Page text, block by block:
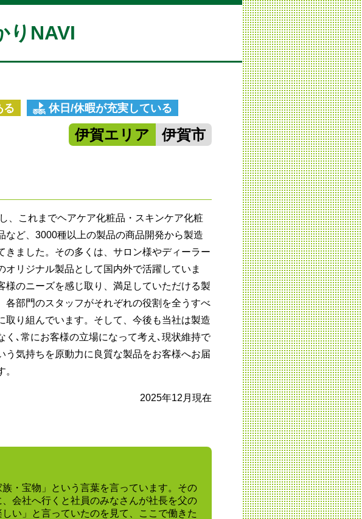
りNAVI
る 休日/休暇が充実している
伊賀エリア 伊賀市
、これまでヘアケア化粧品・スキンケア化粧
など、3000種以上の製品の商品開発から製造
きました。その多くは、サロン様やディーラー
オリジナル製品として国内外で活躍していま
様のニーズを感じ取り、満足していただける製
各部門のスタッフがそれぞれの役割を全うすべ
取り組んでいます。そして、今後も当社は製造
く､常にお客様の立場になって考え､現状維持で
う気持ちを原動力に良質な製品をお客様へお届
2025年12月現在
・宝物」という言葉を言っています。その
会社へ行くと社員のみなさんが社長を父の
い」と言っていたのを見て、ここで働きた